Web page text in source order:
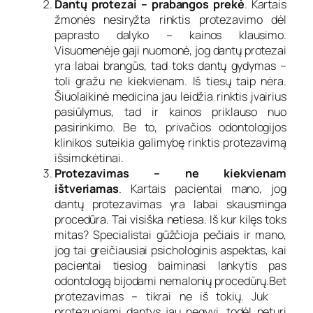
Dantų protezai – prabangos prekė. Kartais
žmonės nesiryžta rinktis protezavimo dėl
paprasto dalyko – kainos klausimo.
Visuomenėje gaji nuomonė, jog dantų protezai
yra labai brangūs, tad toks dantų gydymas –
toli gražu ne kiekvienam. Iš tiesų taip nėra.
Šiuolaikinė medicina jau leidžia rinktis įvairius
pasiūlymus, tad ir kainos priklauso nuo
pasirinkimo. Be to, privačios odontologijos
klinikos suteikia galimybę rinktis protezavimą
išsimokėtinai.
Protezavimas – ne kiekvienam
ištveriamas. Kartais pacientai mano, jog
dantų protezavimas yra labai skausminga
procedūra. Tai visiška netiesa. Iš kur kilęs toks
mitas? Specialistai gūžčioja pečiais ir mano,
jog tai greičiausiai psichologinis aspektas, kai
pacientai tiesiog baiminasi lankytis pas
odontologą bijodami nemalonių procedūrų.Bet
protezavimas – tikrai ne iš tokių. Juk